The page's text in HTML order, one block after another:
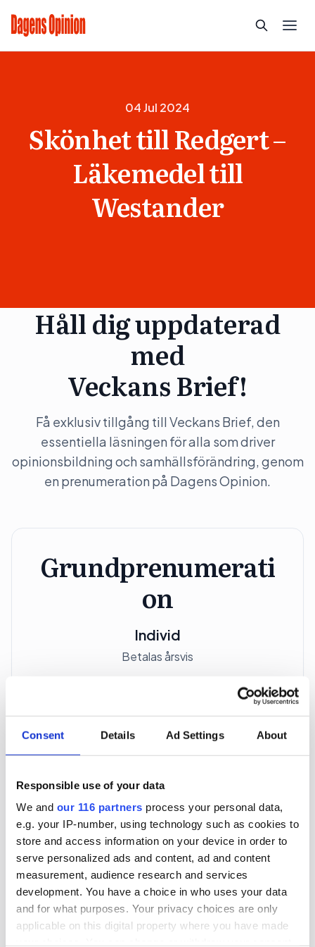
Consent Details Ad Settings About
Responsible use of your data
We and our 116 partners process your personal data,
e.g. your IP-number, using technology such as cookies to
store and access information on your device in order to
serve personalized ads and content, ad and content
measurement, audience research and services
development. You have a choice in who uses your data
and for what purposes. Your privacy choices are only
applicable on this digital property where you have made
04 Jul 2024
Skönhet till Redgert –
Läkemedel till
Westander
Håll dig uppdaterad
med
Veckans Brief!
Få exklusiv tillgång till Veckans Brief, den
essentiella läsningen för alla som driver
opinionsbildning och samhällsförändring, genom
en prenumeration på Dagens Opinion.
Grundprenumerati
on
Individ
Betalas årsvis
För en mottagare
40 utgåvor under ett år
*Moms (6 %) ingår i alla priser.